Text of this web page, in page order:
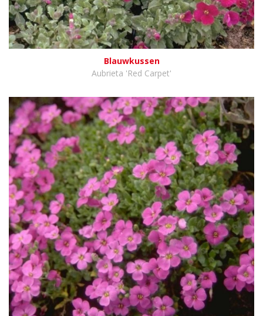
Blauwkussen
Aubrieta 'Red Carpet'